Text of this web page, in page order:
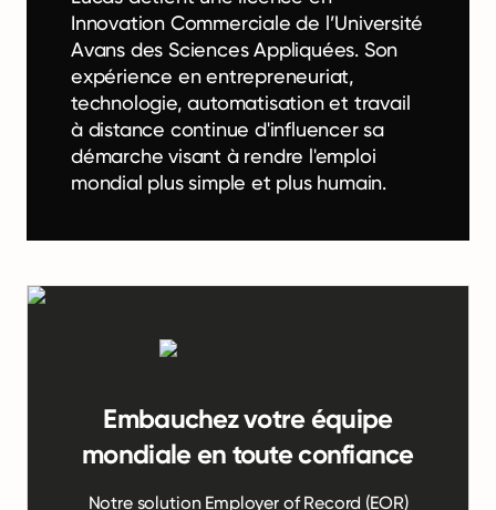
Innovation Commerciale de l’Université
Avans des Sciences Appliquées. Son
expérience en entrepreneuriat,
technologie, automatisation et travail
à distance continue d'influencer sa
démarche visant à rendre l'emploi
mondial plus simple et plus humain.
Embauchez votre équipe
mondiale en toute confiance
Notre solution Employer of Record (EOR)